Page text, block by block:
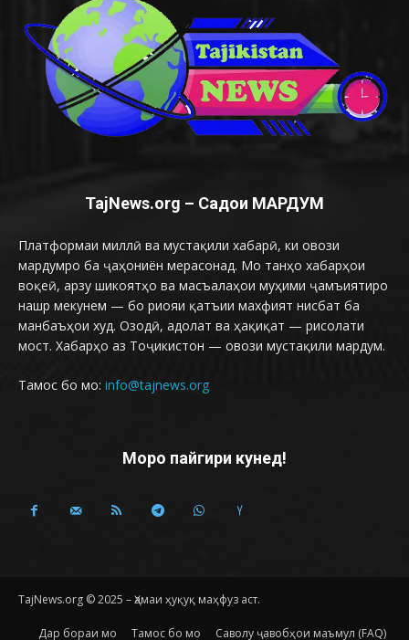
TajNews.org – Садои МАРДУМ
Платформаи миллӣ ва мустақили хабарӣ, ки овози
мардумро ба ҷаҳониён мерасонад. Мо танҳо хабарҳои
воқеӣ, арзу шикоятҳо ва масъалаҳои муҳими ҷамъиятиро
нашр мекунем — бо риояи қатъии махфият нисбат ба
манбаъҳои худ. Озодӣ, адолат ва ҳақиқат — рисолати
мост. Хабарҳо аз Тоҷикистон — овози мустақили мардум.
Тамос бо мо: info@tajnews.org
Моро пайгири кунед!
TajNews.org © 2025 – Ҳамаи ҳуқуқ маҳфуз аст.
Дар бораи мо Тамос бо мо Саволу ҷавобҳои маъмул (FAQ)